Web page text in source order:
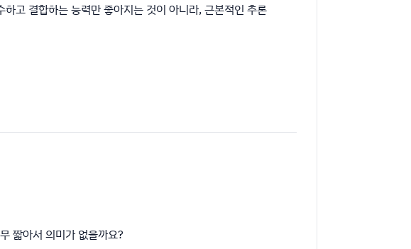
고 결합하는 능력만 좋아지는 것이 아니라, 근본적인 추론
짧아서 의미가 없을까요?